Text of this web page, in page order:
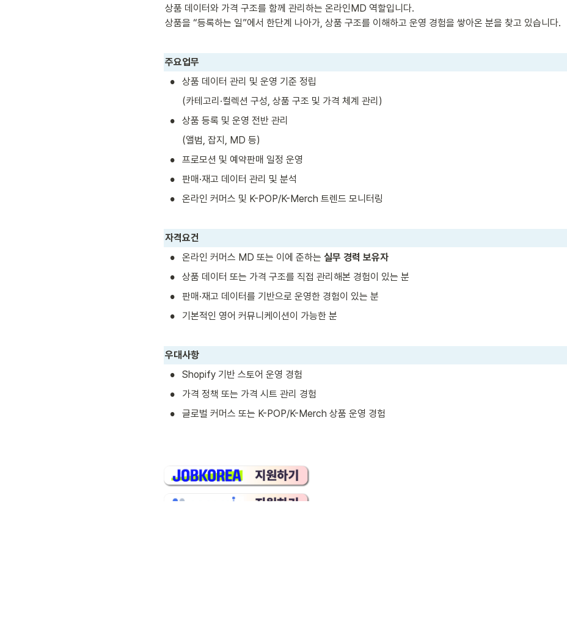
상품 데이터와 가격 구조를 함께 관리하는 온라인MD 역할입니다.
상품을 “등록하는 일”에서 한단계 나아가, 상품 구조를 이해하고 운영 경험을 쌓아온 분을 찾고 있습니다.
주요업무
•
상품 데이터 관리 및 운영 기준 정립
(카테고리·컬렉션 구성, 상품 구조 및 가격 체계 관리)
•
상품 등록 및 운영 전반 관리
(앨범, 잡지, MD 등)
• 프로모션 및 예약판매 일정 운영
• 판매·재고 데이터 관리 및 분석
• 온라인 커머스 및 K-POP/K-Merch 트렌드 모니터링
자격요건
• 온라인 커머스 MD 또는 이에 준하는 실무 경력 보유자
• 상품 데이터 또는 가격 구조를 직접 관리해본 경험이 있는 분
• 판매·재고 데이터를 기반으로 운영한 경험이 있는 분
• 기본적인 영어 커뮤니케이션이 가능한 분
우대사항
• Shopify 기반 스토어 운영 경험
• 가격 정책 또는 가격 시트 관리 경험
• 글로벌 커머스 또는 K-POP/K-Merch 상품 운영 경험